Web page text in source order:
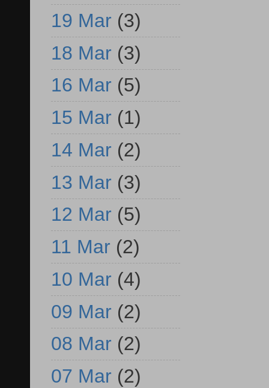
19 Mar (3)
18 Mar (3)
16 Mar (5)
15 Mar (1)
14 Mar (2)
13 Mar (3)
12 Mar (5)
11 Mar (2)
10 Mar (4)
09 Mar (2)
08 Mar (2)
07 Mar (2)